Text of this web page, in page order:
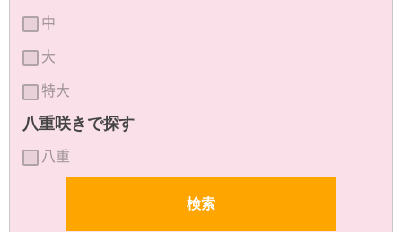
中
大
特大
八重咲きで探す
八重